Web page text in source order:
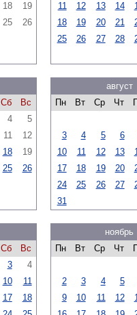
18
19
25
26
11
12 13 14
18
19 20 21
25
26 27 28
Сб
Вс
4
5
11
12
18
19
25
26
август
Пн
Вт Ср Чт
3
4 5 6
10
11 12 13
17
18 19 20
24
25 26 27
31
Сб
Вс
3
4
10
11
17
18
ноябрь
Пн
Вт Ср Чт
2
3 4 5
9
10 11 12